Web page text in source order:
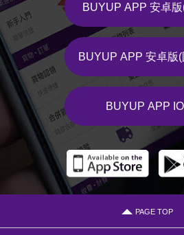
BUYUP APP 安卓
BUYUP APP 安卓版
BUYUP APP
PAGE TOP